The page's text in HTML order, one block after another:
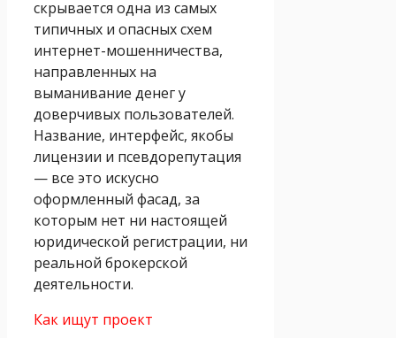
скрывается одна из самых
типичных и опасных схем
интернет-мошенничества,
направленных на
выманивание денег у
доверчивых пользователей.
Название, интерфейс, якобы
лицензии и псевдорепутация
— все это искусно
оформленный фасад, за
которым нет ни настоящей
юридической регистрации, ни
реальной брокерской
деятельности.
Как ищут проект